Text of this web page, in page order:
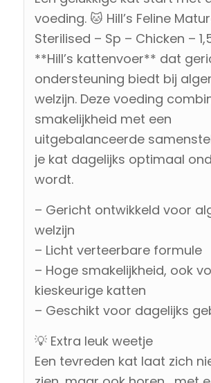
voeding. 🐱 Hill’s Feline
Sterilised – Sp – Chicken –
**Hill’s kattenvoer** dat
ondersteuning biedt bij
welzijn. Deze voeding
smakelijkheid met een
uitgebalanceerde
je kat dagelijks optimaal
wordt.
– Gericht ontwikkeld voor
welzijn
– Licht verteerbare formule
– Hoge smakelijkheid, ook
kieskeurige katten
– Geschikt voor dagelijks
💡 Extra leuk weetje
Een tevreden kat laat zich